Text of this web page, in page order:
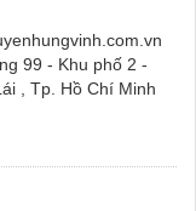
99 - Khu phố 2 -
, Tp. Hồ Chí Minh